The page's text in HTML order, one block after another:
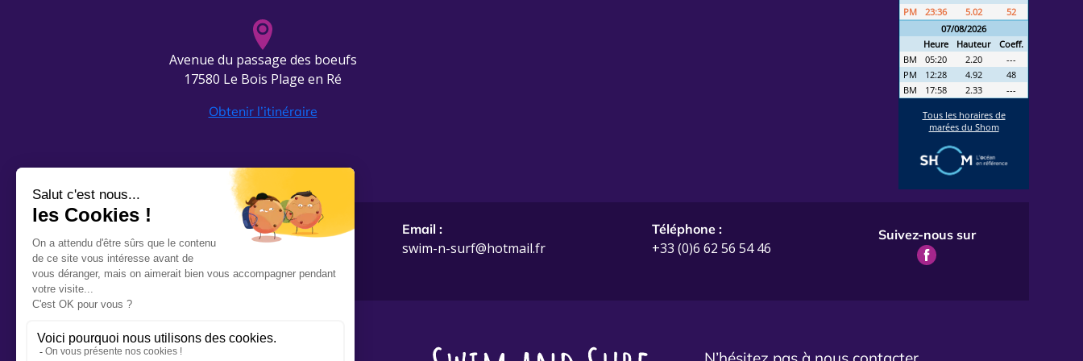
Avenue du passage des boeufs
17580 Le Bois Plage en Ré
Obtenir l’itinéraire
Adresse :
Avenue du passage des boeufs
17580 Le Bois Plage en Ré
Email :
swim-n-surf@hotmail.fr
Téléphone :
+33 (0)6 62 56 54 46
Suivez-nous sur